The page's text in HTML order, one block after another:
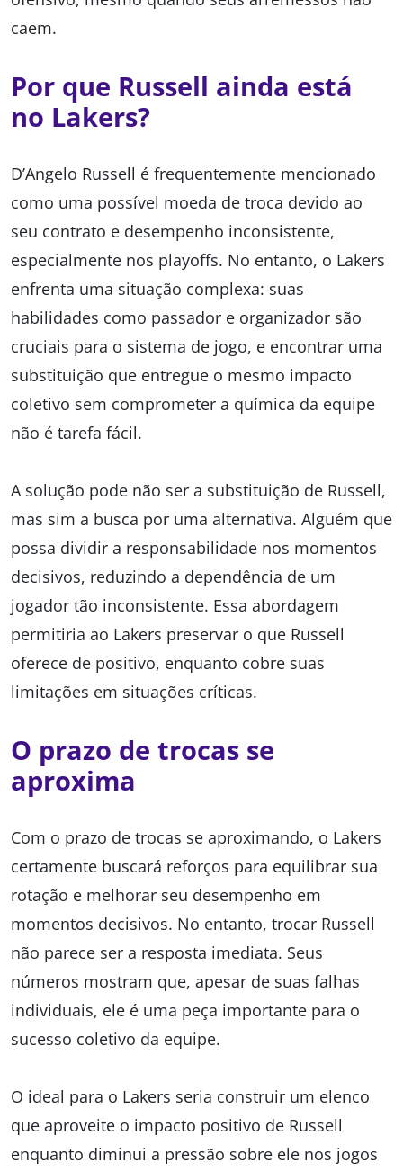
caem.
Por que Russell ainda está
no Lakers?
D’Angelo Russell é frequentemente mencionado
como uma possível moeda de troca devido ao
seu contrato e desempenho inconsistente,
especialmente nos playoffs. No entanto, o Lakers
enfrenta uma situação complexa: suas
habilidades como passador e organizador são
cruciais para o sistema de jogo, e encontrar uma
substituição que entregue o mesmo impacto
coletivo sem comprometer a química da equipe
não é tarefa fácil.
A solução pode não ser a substituição de Russell,
mas sim a busca por uma alternativa. Alguém que
possa dividir a responsabilidade nos momentos
decisivos, reduzindo a dependência de um
jogador tão inconsistente. Essa abordagem
permitiria ao Lakers preservar o que Russell
oferece de positivo, enquanto cobre suas
limitações em situações críticas.
O prazo de trocas se
aproxima
Com o prazo de trocas se aproximando, o Lakers
certamente buscará reforços para equilibrar sua
rotação e melhorar seu desempenho em
momentos decisivos. No entanto, trocar Russell
não parece ser a resposta imediata. Seus
números mostram que, apesar de suas falhas
individuais, ele é uma peça importante para o
sucesso coletivo da equipe.
O ideal para o Lakers seria construir um elenco
que aproveite o impacto positivo de Russell
enquanto diminui a pressão sobre ele nos jogos